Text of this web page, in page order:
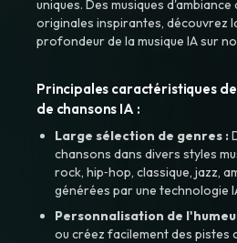
uniques. Des musiques d'ambiance
originales inspirantes, découvrez
profondeur de la musique IA sur
Principales caractéristiques
de chansons IA :
Large sélection de genres :
chansons dans divers styles
rock, hip‑hop, classique, jazz,
générées par une technologie
Personnalisation de
ou créez facilement des pistes